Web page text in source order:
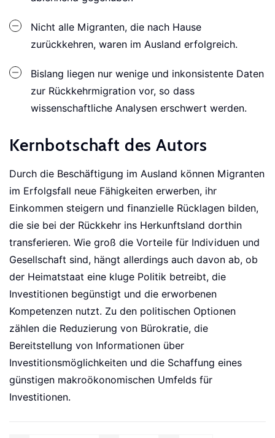
Nicht alle Migranten, die nach Hause
zurückkehren, waren im Ausland erfolgreich.
Bislang liegen nur wenige und inkonsistente Daten
zur Rückkehrmigration vor, so dass
wissenschaftliche Analysen erschwert werden.
Kernbotschaft des Autors
Durch die Beschäftigung im Ausland können Migranten
im Erfolgsfall neue Fähigkeiten erwerben, ihr
Einkommen steigern und finanzielle Rücklagen bilden,
die sie bei der Rückkehr ins Herkunftsland dorthin
transferieren. Wie groß die Vorteile für Individuen und
Gesellschaft sind, hängt allerdings auch davon ab, ob
der Heimatstaat eine kluge Politik betreibt, die
Investitionen begünstigt und die erworbenen
Kompetenzen nutzt. Zu den politischen Optionen
zählen die Reduzierung von Bürokratie, die
Bereitstellung von Informationen über
Investitionsmöglichkeiten und die Schaffung eines
günstigen makroökonomischen Umfelds für
Investitionen.